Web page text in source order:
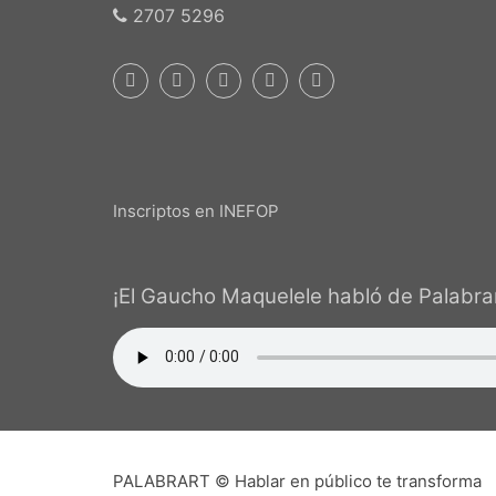
2707 5296
Inscriptos en INEFOP
¡El Gaucho Maquelele habló de
PALABRART © Hablar en público te transforma